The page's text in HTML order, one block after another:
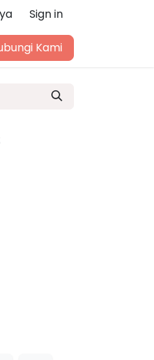
Sign in
Kami